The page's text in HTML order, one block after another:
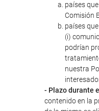
países
Comisión
países
(i)
podrían
nuestra
- Plazo durante
contenido en la